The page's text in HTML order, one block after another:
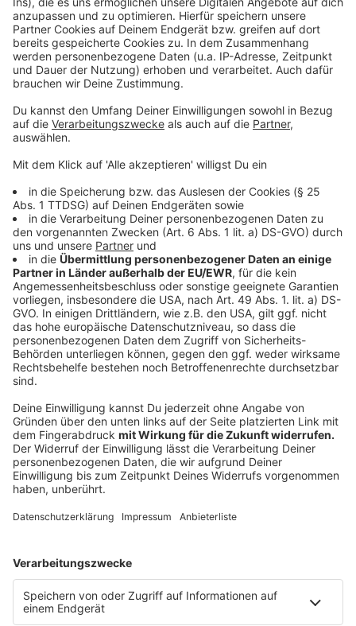
deutlich erhöhter ist, sie laut BMI aber übergewichtig
sind.
Als alleiniger Indikator sollte der BMI deshalb niemals
stehen, es gibt weitere Rechner, die ein besseres Bild
oder der Body-Shape-Index.
So hat das Landesamt für Statistiken die
Daten erhoben
Anzeige
Das Landesamt für Statistiken in NRW teilt mit: "Der
hier zur Definition von Übergewicht herangezogene
Body-Mass- Index (BMI) ist eine Maßzahl für die
Bewertung des Körpergewichts eines Menschen in
Relation zu seiner Körpergröße (Gewicht dividiert
durch Größe zum Quadrat). Die vorgestellten
Ergebnisse zu Personen mit Übergewicht basieren auf
einer Unterstichprobe des Mikrozensus. Sie beruhen
auf freiwilligen Selbstauskünften volljähriger Personen
in privaten Haushalten. Der Mikrozensus wurde 2020
methodisch neu gestaltet. Die Ergebnisse für die
Jahre 2020 und 2021 sind deshalb nur eingeschränkt
Autor: Joachim Schultheis
Anzeige